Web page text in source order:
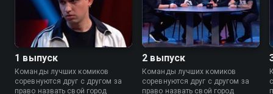
1 выпуск
Команды лучших комиков
соревнуются друг с другом за
право назвать свой город
2 выпуск
Команды лучших комиков
соревнуются друг с другом за
право назвать свой город